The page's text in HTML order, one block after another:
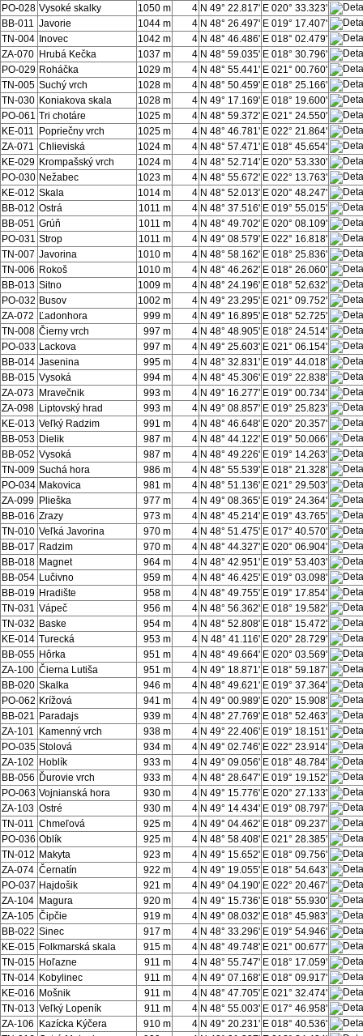
PO-028 Vysoké skalky 1050 m 4 N 49° 22.817' E 020° 33.323'
BB-011 Javorie 1044 m 4 N 48° 26.497' E 019° 17.407'
TN-004 Inovec 1042 m 4 N 48° 46.486' E 018° 02.479'
ZA-070 Hrubá Kečka 1037 m 4 N 48° 59.035' E 018° 30.796'
PO-029 Roháčka 1029 m 4 N 48° 55.441' E 021° 00.760'
TN-005 Suchý vrch 1028 m 4 N 48° 50.459' E 018° 25.166'
TN-030 Koniakova skala 1028 m 4 N 49° 17.169' E 018° 19.600'
PO-061 Tri chotáre 1025 m 4 N 48° 59.372' E 021° 24.550'
KE-011
Popriečny vrch 1025 m 4 N 48° 46.781' E 022° 21.864'
ZA-071 Chlieviská 1024 m 4 N 48° 57.471' E 018° 45.654'
KE-029 Krompašský vrch 1024 m 4 N 48° 52.714' E 020° 53.330'
PO-030 Nežabec 1023 m 4 N 48° 55.672' E 022° 13.763'
KE-012 Skala 1014 m 4 N 48° 52.013' E 020° 48.247'
BB-012 Ostrá 1011 m 4 N 48° 37.516' E 019° 55.015'
BB-051 Grúň 1011 m 4 N 48° 49.702' E 020° 08.109'
PO-031 Strop 1011 m 4 N 49° 08.579' E 022° 16.818'
TN-007 Javorina 1010 m 4 N 48° 58.162' E 018° 25.836'
TN-006 Rokoš 1010 m 4 N 48° 46.262' E 018° 26.060'
BB-013 Sitno 1009 m 4 N 48° 24.196' E 018° 52.632'
PO-032 Busov 1002 m 4 N 49° 23.295' E 021° 09.752'
ZA-072
Ľadonhora 999 m 4 N 49° 16.895' E 018° 52.725'
TN-008 Čierny vrch 997 m 4 N 48° 48.905' E 018° 24.514'
PO-033 Lackova 997 m 4 N 49° 25.603' E 021° 06.154'
BB-014 Jasenina 995 m 4 N 48° 32.831' E 019° 44.018'
BB-015 Vysoká 994 m 4 N 48° 45.306' E 019° 22.838'
ZA-073 Mravečnik 993 m 4 N 49° 16.277' E 019° 00.734'
ZA-098 Liptovský hrad 993 m 4 N 49° 08.857' E 019° 25.823'
KE-013 Veľký Radzim 991 m 4 N 48° 46.648' E 020° 20.357'
BB-053 Dielik 987 m 4 N 48° 44.122' E 019° 50.066'
BB-052 Vysoká 987 m 4 N 48° 49.226' E 019° 14.263'
TN-009 Suchá hora 986 m 4 N 48° 55.539' E 018° 21.328'
PO-034 Makovica 981 m 4 N 48° 51.136' E 021° 29.503'
ZA-099 Plieška 977 m 4 N 49° 08.365' E 019° 24.364'
BB-016 Zrazy 973 m 4 N 48° 45.214' E 019° 43.765'
TN-010 Veľká Javorina 970 m 4 N 48° 51.475' E 017° 40.570'
BB-017 Radzim 970 m 4 N 48° 44.327' E 020° 06.904'
BB-018 Magnet 964 m 4 N 48° 42.951' E 019° 53.403'
BB-054 Lučivno 959 m 4 N 48° 46.425' E 019° 03.098'
BB-019 Hradište 958 m 4 N 48° 49.755' E 019° 17.854'
TN-031 Vápeč 956 m 4 N 48° 56.362' E 018° 19.582'
TN-032 Baske 954 m 4 N 48° 52.808' E 018° 15.472'
KE-014 Turecká 953 m 4 N 48° 41.116' E 020° 28.729'
BB-055 Hôrka 951 m 4 N 48° 49.664' E 020° 03.569'
ZA-100 Čierna Lutiša 951 m 4 N 49° 18.871' E 018° 59.187'
BB-020 Skalka 946 m 4 N 48° 49.621' E 019° 37.364'
PO-062 Krížová 941 m 4 N 49° 00.989' E 020° 15.908'
BB-021 Paradajs 939 m 4 N 48° 27.769' E 018° 52.463'
ZA-101
Kamenný vrch 938 m 4 N 49° 22.406' E 019° 18.151'
PO-035 Stolová 934 m 4 N 49° 02.746' E 022° 23.914'
ZA-102
Hoblík 933 m 4 N 49° 09.056' E 018° 48.784'
BB-056 Ďurovie vrch 933 m 4 N 48° 28.647' E 019° 19.152'
PO-063 Vojnianská hora 930 m 4 N 49° 15.776' E 020° 27.133'
ZA-103 Ostré 930 m 4 N 49° 14.434' E 019° 08.797'
TN-011 Chmeľová 925 m 4 N 49° 04.462' E 018° 09.237'
PO-036 Oblík 925 m 4 N 48° 58.408' E 021° 28.385'
TN-012 Makyta 923 m 4 N 49° 15.652' E 018° 09.756'
ZA-074 Černatín 922 m 4 N 49° 19.055' E 018° 54.643'
PO-037 Hajdošik 921 m 4 N 49° 04.190' E 022° 20.467'
ZA-104 Magura 920 m 4 N 49° 15.736' E 018° 55.930'
ZA-105 Čipčie 919 m 4 N 49° 08.032' E 018° 45.983'
BB-022 Sinec 917 m 4 N 48° 33.296' E 019° 54.946'
KE-015 Folkmarská skala 915 m 4 N 48° 49.748' E 021° 00.677'
TN-015 Hoľazne 911 m 4 N 48° 55.747' E 018° 17.059'
TN-014 Kobylinec 911 m 4 N 49° 07.168' E 018° 09.917'
KE-016 Mošnik 911 m 4 N 48° 47.705' E 021° 32.474'
TN-013 Veľký Lopeník 911 m 4 N 48° 55.003' E 017° 46.958'
ZA-106
Kazícka Kýčera 910 m 4 N 49° 20.231' E 018° 40.536'